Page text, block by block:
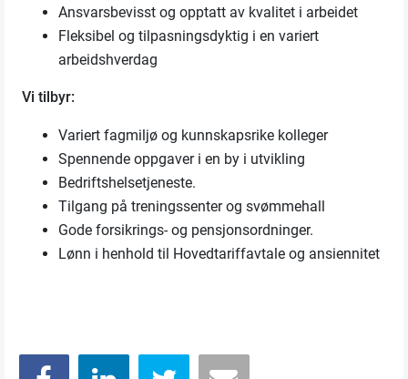
Ansvarsbevisst og opptatt av kvalitet i arbeidet
Fleksibel og tilpasningsdyktig i en variert
arbeidshverdag
Vi tilbyr:
Variert fagmiljø og kunnskapsrike kolleger
Spennende oppgaver i en by i utvikling
Bedriftshelsetjeneste.
Tilgang på treningssenter og svømmehall
Gode forsikrings- og pensjonsordninger.
Lønn i henhold til Hovedtariffavtale og ansiennitet